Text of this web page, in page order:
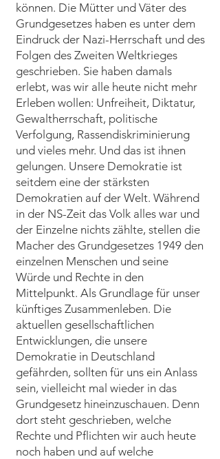
können. Die Mütter und Väter des
Grundgesetzes haben es unter dem
Eindruck der Nazi-Herrschaft und des
Folgen des Zweiten Weltkrieges
geschrieben. Sie haben damals
erlebt, was wir alle heute nicht mehr
Erleben wollen: Unfreiheit, Diktatur,
Gewaltherrschaft, politische
Verfolgung, Rassendiskriminierung
und vieles mehr. Und das ist ihnen
gelungen. Unsere Demokratie ist
seitdem eine der stärksten
Demokratien auf der Welt. Während
in der NS-Zeit das Volk alles war und
der Einzelne nichts zählte, stellen die
Macher des Grundgesetzes 1949 den
einzelnen Menschen und seine
Würde und Rechte in den
Mittelpunkt. Als Grundlage für unser
künftiges Zusammenleben. Die
aktuellen gesellschaftlichen
Entwicklungen, die unsere
Demokratie in Deutschland
gefährden, sollten für uns ein Anlass
sein, vielleicht mal wieder in das
Grundgesetz hineinzuschauen. Denn
dort steht geschrieben, welche
Rechte und Pflichten wir auch heute
noch haben und auf welche